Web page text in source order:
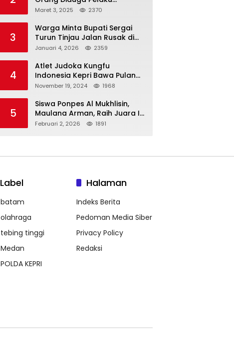
Pengeroyokan di Lift KTV
Kantor Hukum JAP
Pertanyakan Kinerja Polresta
Tanjungpinang
Maret 3, 2025 2370
3
Warga Minta Bupati Sergai
Turun Tinjau Jalan Rusak di
Dusun 4 Desa Sei Periuk
Januari 4, 2026 2359
4
Atlet Judoka Kungfu
Indonesia Kepri Bawa Pulang
11 Medali Pra Fornas bogor, 3
November 19, 2024 1968
5
Siswa Ponpes Al Mukhlisin,
Maulana Arman, Raih Juara I
Taekwondo Junior Putra di
Februari 2, 2026 1891
Label
batam
olahraga
tebing tinggi
Medan
POLDA KEPRI
Halaman
Indeks Berita
Pedoman Media Siber
Privacy Policy
Redaksi